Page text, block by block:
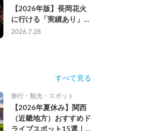
【2026年版】長岡花火
に行ける「実績あり」の
キャンピングカー3選｜
2026.7.28
すべて見る
旅行・観光・スポット
【2026年夏休み】関西
（近畿地方）おすすめド
ライブスポット15選｜